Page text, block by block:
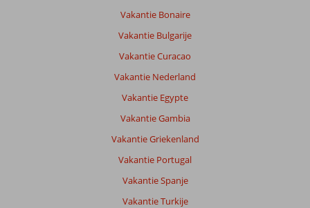
Vakantie Bonaire
Vakantie Bulgarije
Vakantie Curacao
Vakantie Nederland
Vakantie Egypte
Vakantie Gambia
Vakantie Griekenland
Vakantie Portugal
Vakantie Spanje
Vakantie Turkije